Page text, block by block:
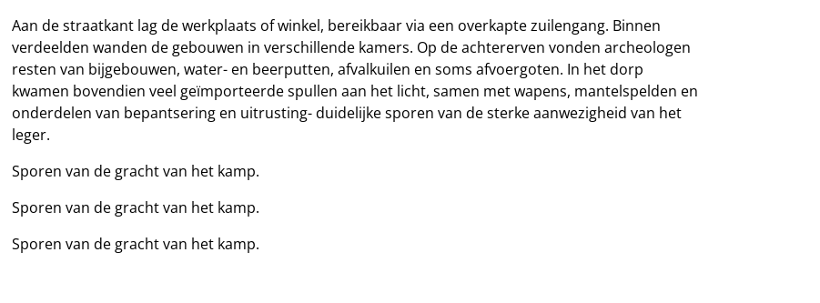
Aan de straatkant lag de werkplaats of winkel, bereikbaar via een overkapte zuilengang. Binnen
verdeelden wanden de gebouwen in verschillende kamers. Op de achtererven vonden archeologen
resten van bijgebouwen, water- en beerputten, afvalkuilen en soms afvoergoten. In het dorp
kwamen bovendien veel geïmporteerde spullen aan het licht, samen met wapens, mantelspelden en
onderdelen van bepantsering en uitrusting- duidelijke sporen van de sterke aanwezigheid van het
leger.
Sporen van de gracht van het kamp.
Sporen van de gracht van het kamp.
Sporen van de gracht van het kamp.